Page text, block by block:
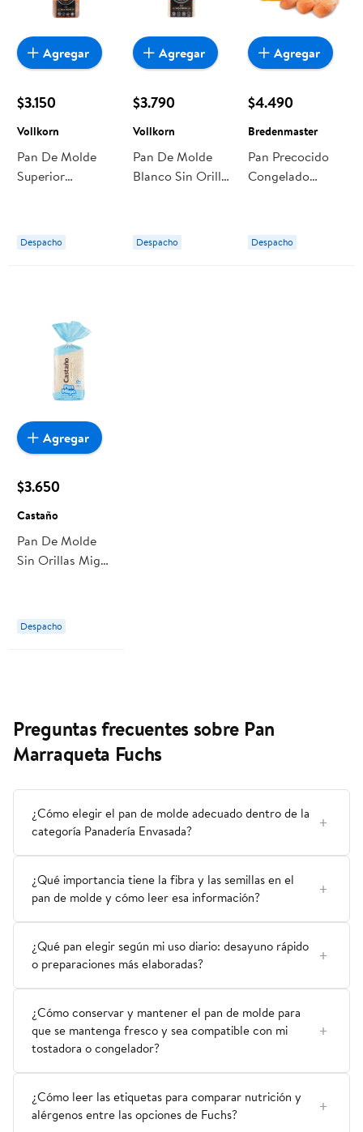
$3.150
Vollkorn
Pan De Molde
Superior
Despacho
Agregar
$3.790
Vollkorn
Pan De Molde
Blanco Sin Orilla
Despacho
Agregar
$4.490
Bredenmaster
Pan Precocido
Congelado
Bredenmaster
Despacho
Agregar
$3.650
Castaño
Pan De Molde
Sin Orillas Miga
Despacho
Agregar
Preguntas frecuentes sobre Pan
Marraqueta Fuchs
¿Cómo elegir el pan de molde adecuado dentro de la
categoría Panadería Envasada?
¿Qué importancia tiene la fibra y las semillas en el
pan de molde y cómo leer esa información?
¿Qué pan elegir según mi uso diario: desayuno rápido
o preparaciones más elaboradas?
¿Cómo conservar y mantener el pan de molde para
que se mantenga fresco y sea compatible con mi
tostadora o congelador?
¿Cómo leer las etiquetas para comparar nutrición y
alérgenos entre las opciones de Fuchs?